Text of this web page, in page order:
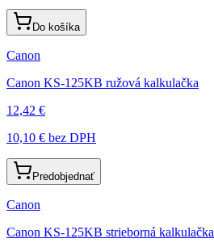
Do košíka
Canon
Canon KS-125KB ružová kalkulačka
12,42 €
10,10 € bez DPH
Predobjednať
Canon
Canon KS-125KB strieborná kalkulačka